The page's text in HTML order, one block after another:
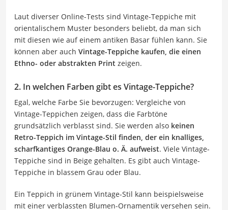
Laut diverser Online-Tests sind Vintage-Teppiche mit
orientalischem Muster besonders beliebt, da man sich
mit diesen wie auf einem antiken Basar fühlen kann. Sie
können aber auch Vintage-Teppiche kaufen, die einen
Ethno- oder abstrakten Print zeigen.
2. In welchen Farben gibt es Vintage-Teppiche?
Egal, welche Farbe Sie bevorzugen: Vergleiche von
Vintage-Teppichen zeigen, dass die Farbtöne
grundsätzlich verblasst sind. Sie werden also keinen
Retro-Teppich im Vintage-Stil finden, der ein knalliges,
scharfkantiges Orange-Blau o. Ä. aufweist. Viele Vintage-
Teppiche sind in Beige gehalten. Es gibt auch Vintage-
Teppiche in blassem Grau oder Blau.
Ein Teppich in grünem Vintage-Stil kann beispielsweise
mit einer verblassten Blumen-Ornamentik versehen sein.